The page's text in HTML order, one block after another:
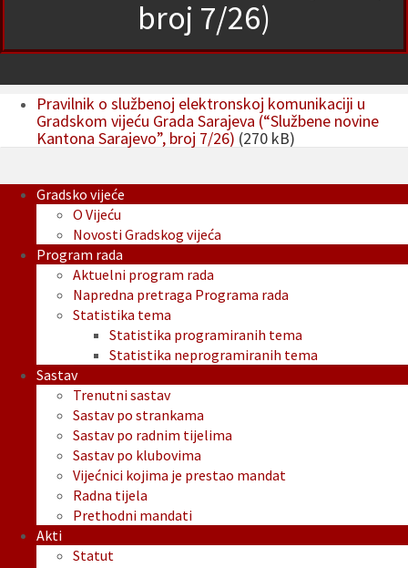
broj 7/26)
Pravilnik o službenoj elektronskoj komunikaciji u
Gradskom vijeću Grada Sarajeva (“Službene novine
Kantona Sarajevo”, broj 7/26) (270 kB)
Gradsko vijeće
O Vijeću
Novosti Gradskog vijeća
Program rada
Aktuelni program rada
Napredna pretraga Programa rada
Statistika tema
Statistika programiranih tema
Statistika neprogramiranih tema
Sastav
Trenutni sastav
Sastav po strankama
Sastav po radnim tijelima
Sastav po klubovima
Vijećnici kojima je prestao mandat
Radna tijela
Prethodni mandati
Akti
Statut